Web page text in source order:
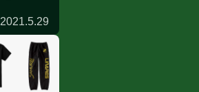
2021.5.29